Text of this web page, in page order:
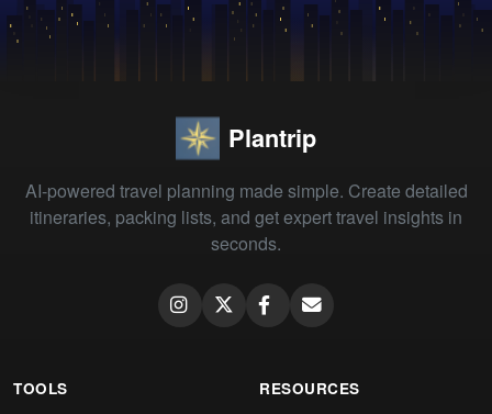
Plantrip
AI-powered travel planning made simple. Create detailed
itineraries, packing lists, and get expert travel insights in
seconds.
TOOLS RESOURCES